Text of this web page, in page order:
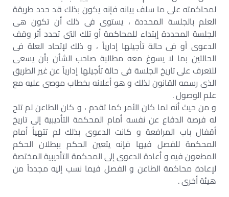
لمحاكمته على ما سلف بيانه فإنه يكون بذلك قد حدد طريقة
العلم بالجلسة المحددة ، يستوى فى ذلك أن تكون هى
الجلسة المحددة إبتداء للمحاكمة أو تلك التى تحدد أثر وقف
الدعوى أو فى حالة تأجيلها إدارياً ، و ذلك لإتحاد العلة فى
الحالتين بما لا يسوغ معه مطالبة صاحب الشأن بأن يسعى
للتعرف على تاريخ الجلسة فى حالة تأجيلها إدارياً عن غير الطريق
الذى رسمه القانون لذلك و هو أعلانه بخطاب موصى عليه مع
علم الوصول .
و من حيث أنه لما كان الأمر كما تقدم ، و كان الطاعن لم تتح
له فرصة الدفاع عن نفسه أمام المحكمة التأديبية إلى تاريخ
أقفال باب المرافعة و كانت الدعوى بذلك لم تتهيأ أمام
المحكمة للفصل فيها فإنه يتعين الحكم ببطلان الحكم
المطعون فيه و أعادة الدعوى إلى المحكمة التأديبية المختصة
لإعادة محاكمة الطاعن و الفصل فيما نسب إليه مجدداً من
هيئة أخرى .